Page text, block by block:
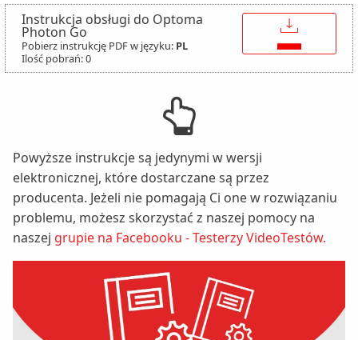
Instrukcja obsługi do Optoma
Photon Go
Pobierz instrukcję PDF w języku: PL
Ilość pobrań: 0
↓
Powyższe instrukcje są jedynymi w wersji
elektronicznej, które dostarczane są przez
producenta. Jeżeli nie pomagają Ci one w rozwiązaniu
problemu, możesz skorzystać z naszej pomocy na
naszej grupie na Facebooku - Testerzy VideoTestów.